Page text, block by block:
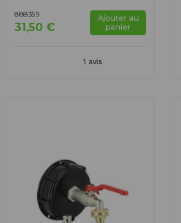
888359
31,50 €
Ajouter au
panier